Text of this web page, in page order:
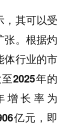
，其可以受
张。根据灼
体行业的市
2025年的
增长率为
亿元，即